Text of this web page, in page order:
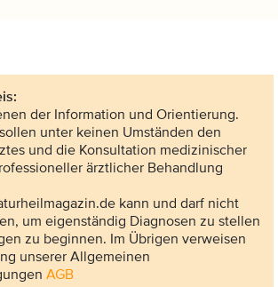
der Information und Orientierung.
unter keinen Umständen den
und die Konsultation medizinischer
ärztlicher Behandlung
kann und darf nicht
um eigenständig Diagnosen zu stellen
zu beginnen. Im Übrigen verweisen
unserer Allgemeinen
AGB